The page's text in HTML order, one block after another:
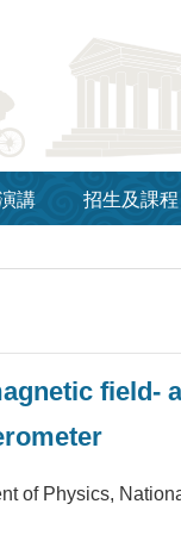
講 招生及課程
of Physics,